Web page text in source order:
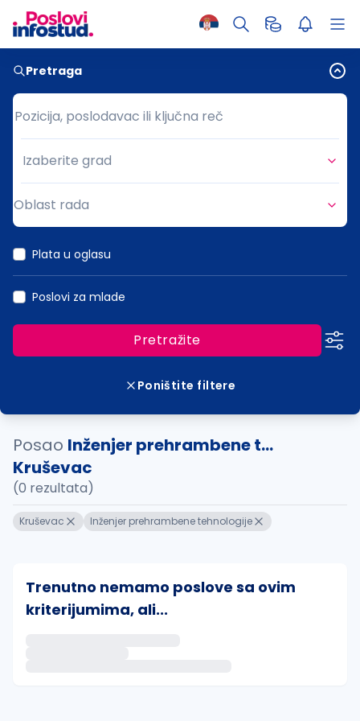
Pretraga
Pozicija, poslodavac ili ključna reč
Pozicija, poslodavac ili ključna reč
Grad
Izaberite grad
Oblast rada
Plata u oglasu
Poslovi za mlade
Pretražite
Poništite filtere
Posao Inženjer prehrambene t...
Kruševac
(0 rezultata)
Kruševac Inženjer prehrambene tehnologije
Trenutno nemamo poslove sa ovim
kriterijumima, ali...